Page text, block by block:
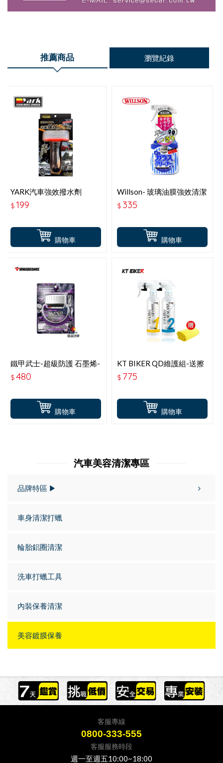
推薦商品 瀏覽紀錄
購物車
YARK汽車強效撥水劑
$199
購物車
Willson- 玻璃油膜強效清潔
劑400ml
$ 335
購物車
鐵甲武士-超級防護 石墨烯-
玻璃撥水 鍍膜劑-100ML
$480
購物車
KT BIKER QD維護組-送擦
拭布
$ 775
汽車美容清潔專區
品牌特區 ▶
車身清潔打蠟
輪胎鋁圈清潔
洗車打蠟工具
內裝保養清潔
美容鍍膜保養
客服專線
0800-333-555
客服服務時段
週一至週五10:00~18:00